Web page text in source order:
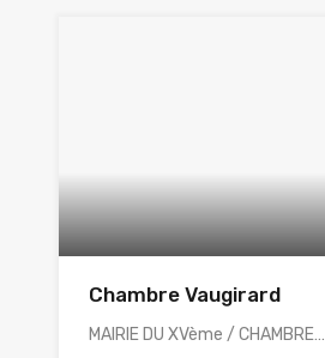
Chambre Vaugirard
MAIRIE DU XVème / CHAMBRE…